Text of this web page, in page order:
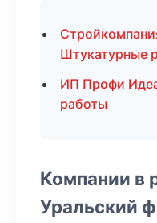
Штукатурные
ИП Профи
работы
Компании в
Уральский